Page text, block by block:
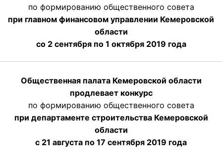
по формированию общественного совета
при главном финансовом управлении Кемеровской
области
со 2 сентября по 1 октября 2019 года
Общественная палата Кемеровской области
продлевает конкурс
по формированию общественного совета
при департаменте строительства Кемеровской
области
с 21 августа по 17 сентября 2019 года